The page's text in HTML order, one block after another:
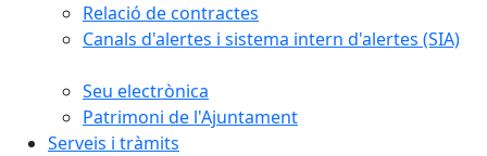
Relació de contractes
Canals d'alertes i sistema intern d'alertes (SIA)
Seu electrònica
Patrimoni de l'Ajuntament
Serveis i tràmits